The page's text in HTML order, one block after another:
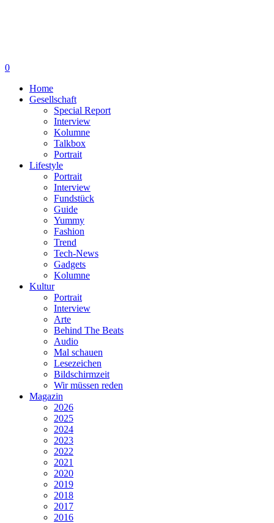
0
Home
Gesellschaft
Special Report
Interview
Kolumne
Talkbox
Portrait
Lifestyle
Portrait
Interview
Fundstück
Guide
Yummy
Fashion
Trend
Tech-News
Gadgets
Kolumne
Kultur
Portrait
Interview
Arte
Behind The Beats
Audio
Mal schauen
Lesezeichen
Bildschirmzeit
Wir müssen reden
Magazin
2026
2025
2024
2023
2022
2021
2020
2019
2018
2017
2016